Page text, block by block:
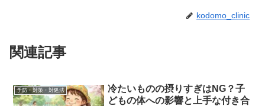
kodomo_clinic
関連記事
予防・対策・対処法
冷たいものの摂りすぎはNG？子
どもの体への影響と上手な付き合